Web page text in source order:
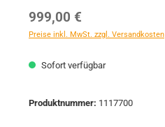
Regulärer Preis:
999,00 €
Preise inkl. MwSt. zzgl. Versandkosten
Sofort verfügbar
Produktnummer: 1117700